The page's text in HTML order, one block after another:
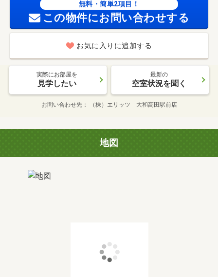
無料・簡単2項目！
この物件にお問い合わせする
お気に入りに追加する
実際にお部屋を
見学したい
最新の
空室状況を聞く
お問い合わせ先 （株）エリッツ 大和高田駅前店
地図